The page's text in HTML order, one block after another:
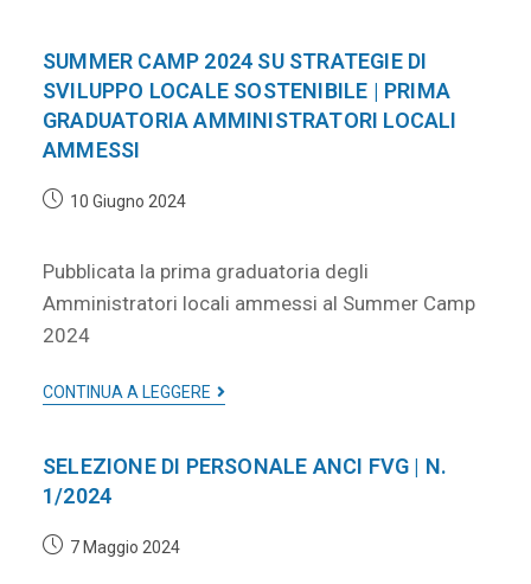
SUMMER CAMP 2024 SU STRATEGIE DI
SVILUPPO LOCALE SOSTENIBILE | PRIMA
GRADUATORIA AMMINISTRATORI LOCALI
AMMESSI
10 Giugno 2024
Pubblicata la prima graduatoria degli
Amministratori locali ammessi al Summer Camp
2024
CONTINUA A LEGGERE
SELEZIONE DI PERSONALE ANCI FVG | N.
1/2024
7 Maggio 2024